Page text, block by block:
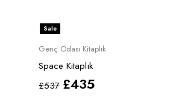
Sale
Genç Odası Kitaplık
Space Kitaplık
£537 £435